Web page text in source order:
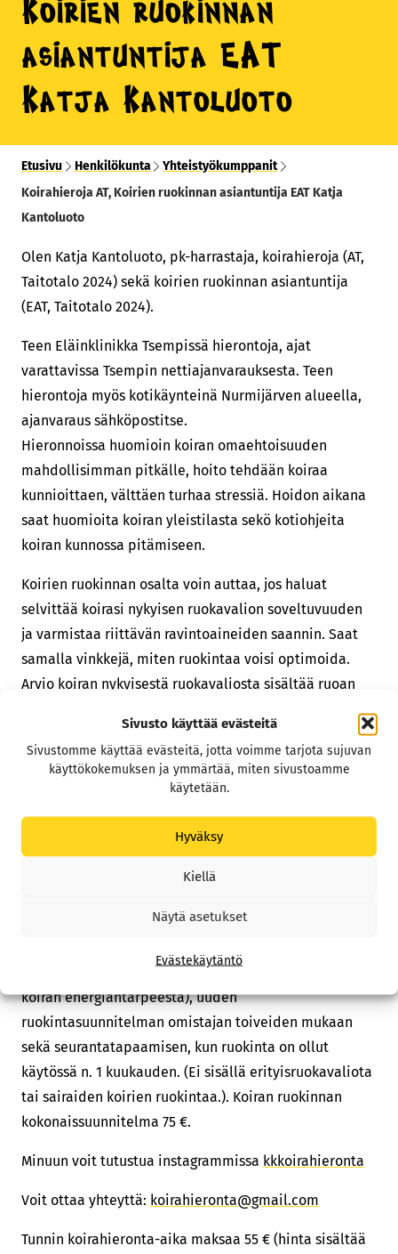
Sivusto käyttää evästeitä
Sivustomme käyttää evästeitä, jotta voimme tarjota sujuvan
käyttökokemuksen ja ymmärtää, miten sivustoamme
käytetään.
Hyväksy
Kiellä
Näytä asetukset
Evästekäytäntö
Koirien ruokinnan
asiantuntija EAT
Katja Kantoluoto
Etusivu Henkilökunta
Yhteistyökumppanit
Koirahieroja AT, Koirien ruokinnan asiantuntija EAT Katja
Kantoluoto
Olen Katja Kantoluoto, pk-harrastaja, koirahieroja (AT,
Taitotalo 2024) sekä koirien ruokinnan asiantuntija
(EAT, Taitotalo 2024).
Teen Eläinklinikka Tsempissä hierontoja, ajat
varattavissa Tsempin nettiajanvarauksesta. Teen
hierontoja myös kotikäynteinä Nurmijärven alueella,
ajanvaraus sähköpostitse.
Hieronnoissa huomioin koiran omaehtoisuuden
mahdollisimman pitkälle, hoito tehdään koiraa
kunnioittaen, välttäen turhaa stressiä. Hoidon aikana
saat huomioita koiran yleistilasta sekö kotiohjeita
koiran kunnossa pitämiseen.
Koirien ruokinnan osalta voin auttaa, jos haluat
selvittää koirasi nykyisen ruokavalion soveltuvuuden
ja varmistaa riittävän ravintoaineiden saannin. Saat
samalla vinkkejä, miten ruokintaa voisi optimoida.
Arvio koiran nykyisestä ruokavaliosta sisältää ruoan
miksi. Omistajan kertoman perusteella arvioidaan
koiran energian tarve sekä lasketaan sopiva ruoka-
annos. Saat myös analyysin, mitä ravintoaineita koirasi
sekä vinkkejä ruokinnan puutteiden korjaukseen esim.
ravintolisien avulla. Koiran nykyisen ruokavalion arvio
Mikäli haluat koirallesi ruokinnan
kuntokartoituksen (jolla saadaan tarkempi arvio
koiran energiantarpeesta), uuden
ruokintasuunnitelman omistajan toiveiden mukaan
sekä seurantatapaamisen, kun ruokinta on ollut
käytössä n. 1 kuukauden. (Ei sisällä erityisruokavaliota
tai sairaiden koirien ruokintaa.). Koiran ruokinnan
kokonaissuunnitelma 75 €.
Minuun voit tutustua instagrammissa kkkoirahieronta
Voit ottaa yhteyttä: koirahieronta@gmail.com
Tunnin koirahieronta-aika maksaa 55 € (hinta sisältää